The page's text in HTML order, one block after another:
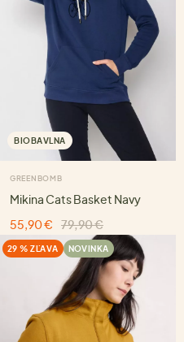
BIOBAVLNA
GREENBOMB
Mikina Cats Basket Navy
55,90 €
79,90 €
29 % ZĽAVA NOVINKA